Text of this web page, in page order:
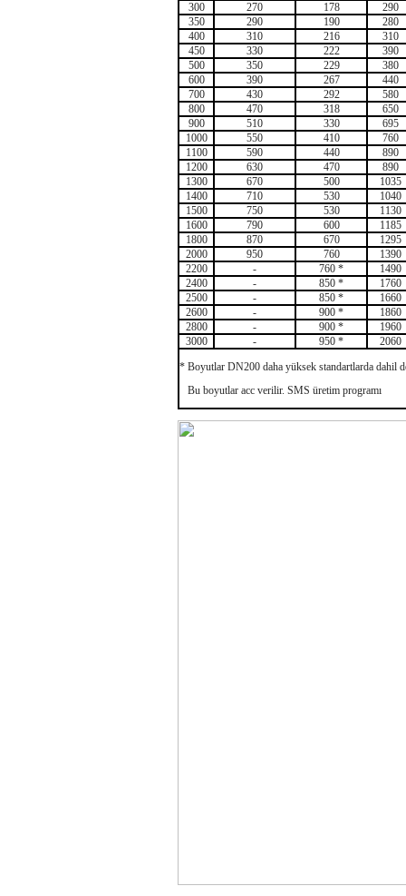
300
270 178
290
350
290 190
280
400
310 216
310
450
330 222
390
500
350 229
380
600
390 267
440
700
430 292
580
800
470 318
650
900
510 330
695
1000
550 410
760
1100
590 440
890
1200
630 470
890
1300
670 500
1035
1400
710 530
1040
1500
750 530
1130
1600
790 600
1185
1800
870 670
1295
2000
950 760
1390
2200
- 760 *
1490
2400
- 850 *
1760
2500
- 850 *
1660
2600
- 900 *
1860
2800
- 900 *
1960
3000
- 950 *
2060
* Boyutlar DN200 daha yüksek standartlarda dahil
Bu boyutlar acc verilir. SMS üretim programı